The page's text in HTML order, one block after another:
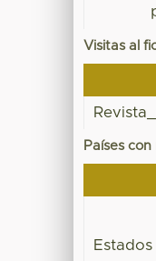
Visitas al
Países